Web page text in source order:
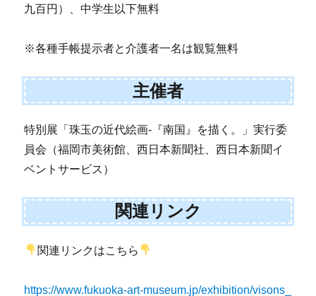
九百円）、中学生以下無料
※各種手帳提示者と介護者一名は観覧無料
主催者
特別展「珠玉の近代絵画-『南国』を描く。」実行委
員会（福岡市美術館、西日本新聞社、西日本新聞イ
ベントサービス）
関連リンク
関連リンクはこちら
https://www.fukuoka-art-museum.jp/exhibition/visons_